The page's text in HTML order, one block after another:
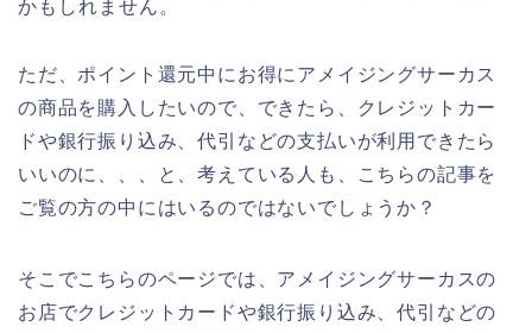
かもしれません。
ただ、ポイント還元中にお得にアメイジングサーカス
の商品を購入したいので、できたら、クレジットカー
ドや銀行振り込み、代引などの支払いが利用できたら
いいのに、、、と、考えている人も、こちらの記事を
ご覧の方の中にはいるのではないでしょうか？
そこでこちらのページでは、アメイジングサーカスの
お店でクレジットカードや銀行振り込み、代引などの